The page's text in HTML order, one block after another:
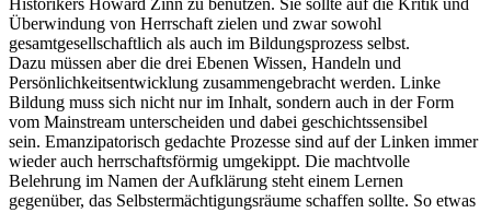
Historikers Howard Zinn zu benutzen. Sie sollte auf die Kritik und
Überwindung von Herrschaft zielen und zwar sowohl
gesamtgesellschaftlich als auch im Bildungsprozess selbst.
Dazu müssen aber die drei Ebenen Wissen, Handeln und
Persönlichkeitsentwicklung zusammengebracht werden. Linke
Bildung muss sich nicht nur im Inhalt, sondern auch in der Form
vom Mainstream unterscheiden und dabei geschichtssensibel
sein. Emanzipatorisch gedachte Prozesse sind auf der Linken immer
wieder auch herrschaftsförmig umgekippt. Die machtvolle
Belehrung im Namen der Aufklärung steht einem Lernen
gegenüber, das Selbstermächtigungsräume schaffen sollte. So etwas